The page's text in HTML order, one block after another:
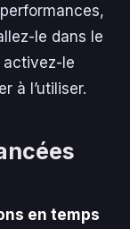
le dans le
activez-le
à l’utiliser.
en temps